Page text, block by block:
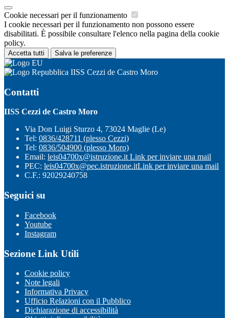
Cookie necessari per il funzionamento
I cookie necessari per il funzionamento non possono essere
disabilitati. È possibile consultare l'elenco nella pagina della cookie
policy.
Accetta tutti Salva le preferenze
IISS Cezzi de Castro Moro
Contatti
IISS Cezzi de Castro Moro
Via Don Luigi Sturzo 4, 73024 Maglie (Le)
Tel: 0836/428711 (plesso Cezzi)
Tel: 0836/504900 (plesso Moro)
Email: leis04700x@istruzione.it Link per inviare una mail
PEC: leis04700x@pec.istruzione.itLink per inviare una mail
C.F.: 92029240758
Seguici su
Facebook
Youtube
Instagram
Sezione Link Utili
Cookie policy
Note legali
Informativa Privacy
Ufficio Relazioni con il Pubblico
Dichiarazione di accessibilità